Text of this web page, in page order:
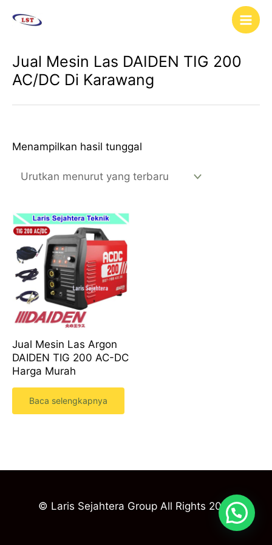
Main
Jual Mesin Las DAIDEN TIG 200
AC/DC Di Karawang
Menampilkan hasil tunggal
Jual Mesin Las Argon
DAIDEN TIG 200 AC-DC
Harga Murah
Baca selengkapnya
© Laris Sejahtera Group All Rights 2023